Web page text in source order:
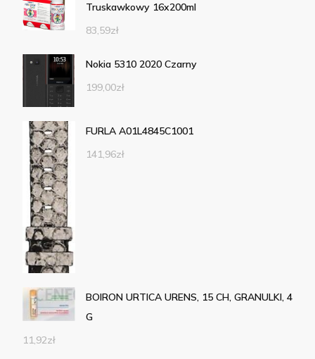
Truskawkowy 16x200ml
83,59zł
Nokia 5310 2020 Czarny
199,00zł
FURLA A01L4845C1001
141,96zł
BOIRON URTICA URENS, 15 CH, GRANULKI, 4
G
11,92zł